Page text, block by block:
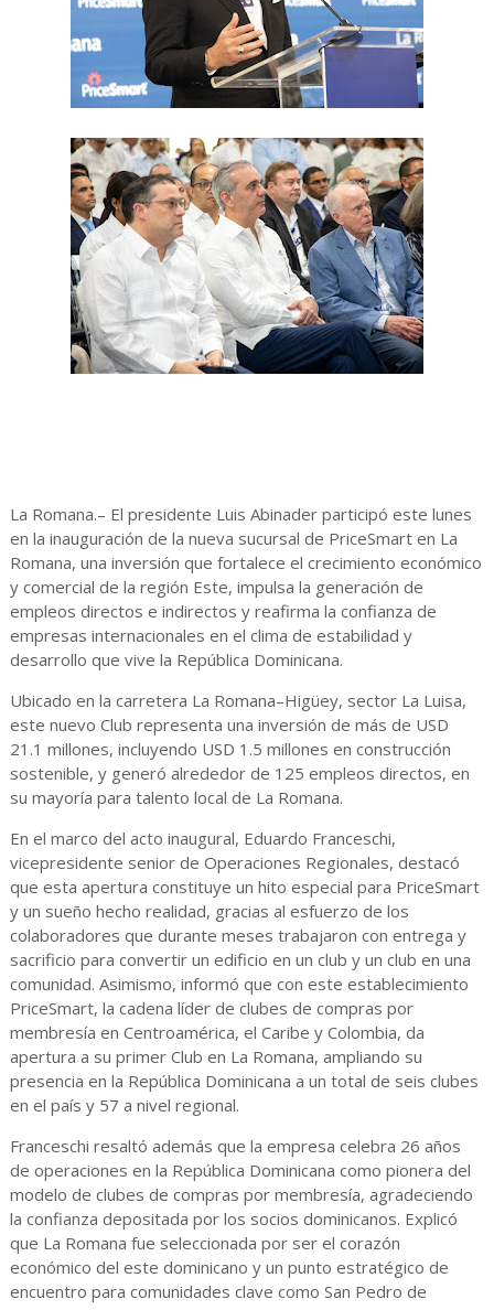
La Romana.– El presidente Luis Abinader participó este lunes
en la inauguración de la nueva sucursal de PriceSmart en La
Romana, una inversión que fortalece el crecimiento económico
y comercial de la región Este, impulsa la generación de
empleos directos e indirectos y reafirma la confianza de
empresas internacionales en el clima de estabilidad y
desarrollo que vive la República Dominicana.
Ubicado en la carretera La Romana–Higüey, sector La Luisa,
este nuevo Club representa una inversión de más de USD
21.1 millones, incluyendo USD 1.5 millones en construcción
sostenible, y generó alrededor de 125 empleos directos, en
su mayoría para talento local de La Romana.
En el marco del acto inaugural, Eduardo Franceschi,
vicepresidente senior de Operaciones Regionales, destacó
que esta apertura constituye un hito especial para PriceSmart
y un sueño hecho realidad, gracias al esfuerzo de los
colaboradores que durante meses trabajaron con entrega y
sacrificio para convertir un edificio en un club y un club en una
comunidad. Asimismo, informó que con este establecimiento
PriceSmart, la cadena líder de clubes de compras por
membresía en Centroamérica, el Caribe y Colombia, da
apertura a su primer Club en La Romana, ampliando su
presencia en la República Dominicana a un total de seis clubes
en el país y 57 a nivel regional.
Franceschi resaltó además que la empresa celebra 26 años
de operaciones en la República Dominicana como pionera del
modelo de clubes de compras por membresía, agradeciendo
la confianza depositada por los socios dominicanos. Explicó
que La Romana fue seleccionada por ser el corazón
económico del este dominicano y un punto estratégico de
encuentro para comunidades clave como San Pedro de